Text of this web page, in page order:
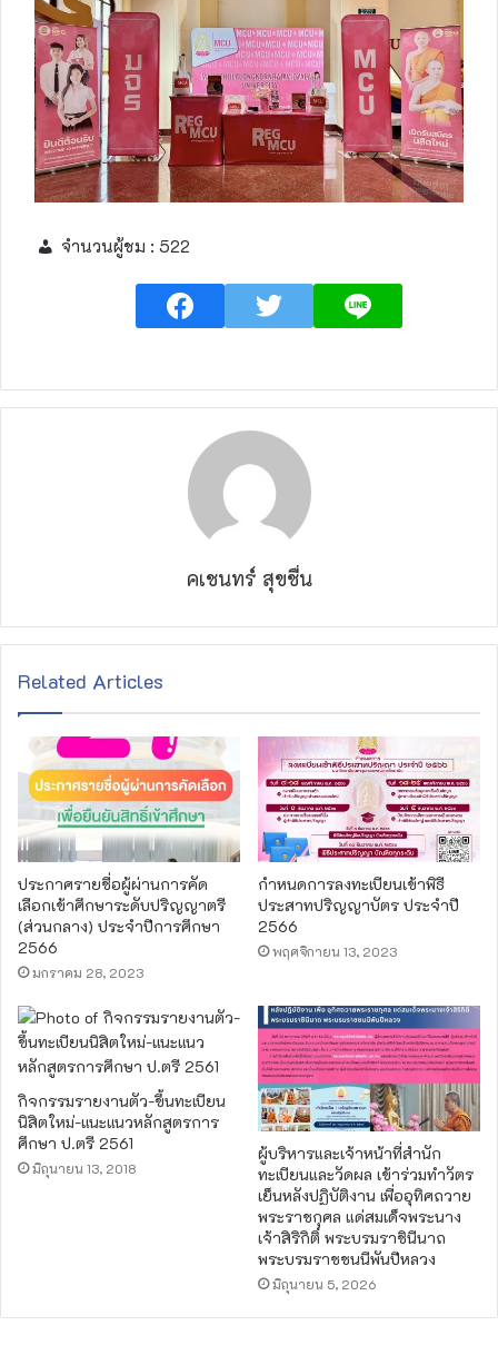
จำนวนผู้ชม : 522
คเชนทร์ สุขชื่น
Related Articles
ประกาศรายชื่อผู้ผ่านการคัด
เลือกเข้าศึกษาระดับปริญญาตรี
(ส่วนกลาง) ประจำปีการศึกษา
2566
มกราคม 28, 2023
กำหนดการลงทะเบียนเข้าพิธี
ประสาทปริญญาบัตร ประจำปี
2566
พฤศจิกายน 13, 2023
กิจกรรมรายงานตัว-ขึ้นทะเบียน
นิสิตใหม่-แนะแนวหลักสูตรการ
ศึกษา ป.ตรี 2561
มิถุนายน 13, 2018
ผู้บริหารและเจ้าหน้าที่สำนัก
ทะเบียนและวัดผล เข้าร่วมทำวัตร
เย็นหลังปฏิบัติงาน เพื่ออุทิศถวาย
พระราชกุศล แด่สมเด็จพระนาง
เจ้าสิริกิติ์ พระบรมราชินีนาถ
พระบรมราชชนนีพันปีหลวง
มิถุนายน 5, 2026